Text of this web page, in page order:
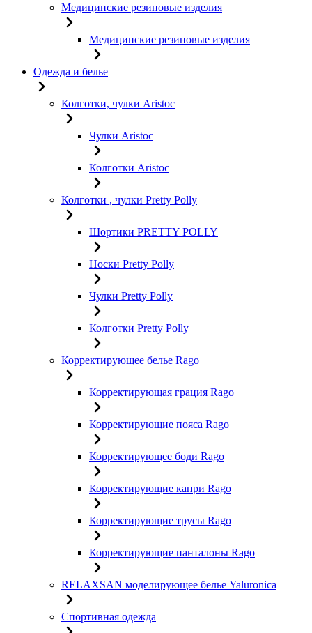
Медицинские резиновые изделия
Медицинские резиновые изделия
Одежда и белье
Колготки, чулки Aristoc
Чулки Aristoc
Колготки Aristoc
Колготки , чулки Pretty Polly
Шортики PRETTY POLLY
Носки Pretty Polly
Чулки Pretty Polly
Колготки Pretty Polly
Корректирующее белье Rago
Корректирующая грация Rago
Корректирующие пояса Rago
Корректирующее боди Rago
Корректирующие капри Rago
Корректирующие трусы Rago
Корректирующие панталоны Rago
RELAXSAN моделирующее белье Yaluroniсa
Спортивная одежда